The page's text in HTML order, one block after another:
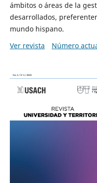
ámbitos o áreas de la
desarrollados,
mundo hispano.
Ver revista
Número